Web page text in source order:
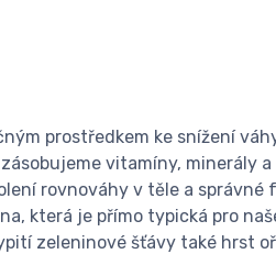
prostředkem ke snížení
vitamíny, minerály
rovnováhy v těle a správné
která je přímo typická pro
zeleninové šťávy také hrst